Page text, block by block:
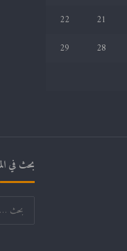
21
22
28
29
بحث في